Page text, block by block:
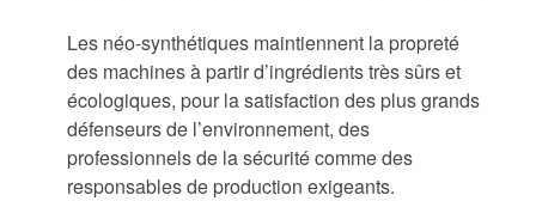
Les néo-synthétiques maintiennent la propreté
des machines à partir d’ingrédients très sûrs et
écologiques, pour la satisfaction des plus grands
défenseurs de l’environnement, des
professionnels de la sécurité comme des
responsables de production exigeants.